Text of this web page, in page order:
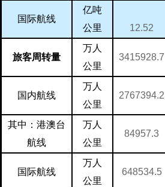
国际航线
亿吨
公里
12.52
旅客周转量
万人
公里
3415928.7
国内航线
万人
公里
2767394.2
其中：港澳台
航线
万人
公里
84957.3
国际航线
万人
公里
648534.5